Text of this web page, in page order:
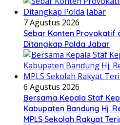
7 Agustus 2026
Sebar Konten Provokatif
Ditangkap Polda Jabar
6 Agustus 2026
Bersama Kepala Staf
Kabupaten Bandung Hj.
MPLS Sekolah Rakyat